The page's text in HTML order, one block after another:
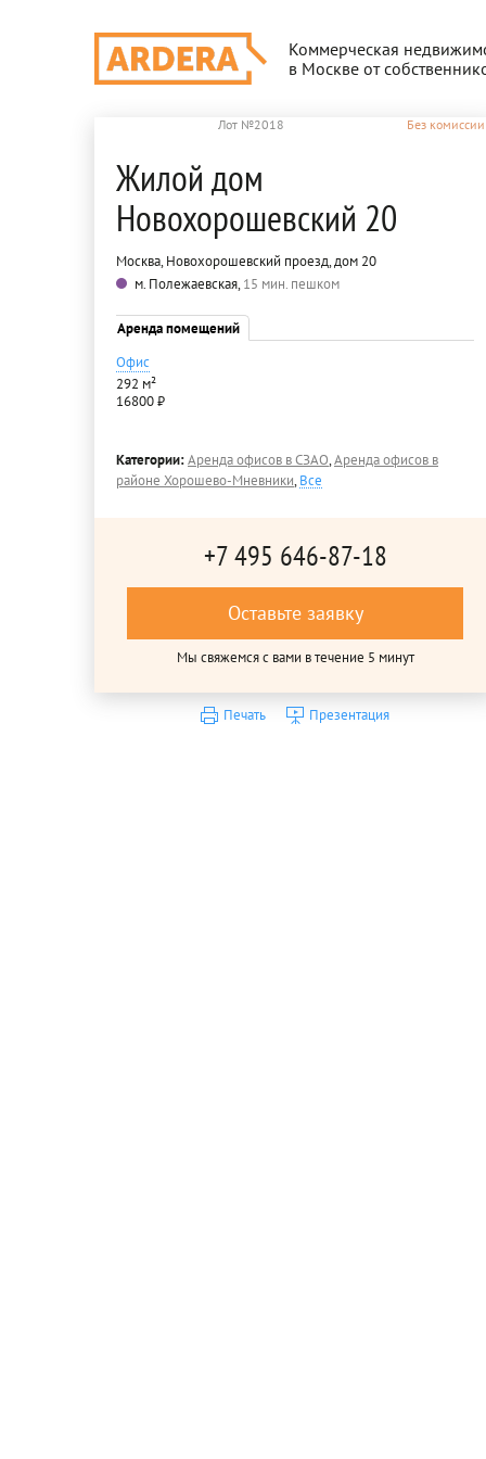
Коммерческая
в Москве от
Лот №2018 Без комиссии
Жилой дом
Новохорошевский 20
Москва, Новохорошевский проезд, дом 20
м. Полежаевская,15 мин. пешком
Аренда помещений
Офис
292 м²
16800 ₽
Категории:Аренда офисов в СЗАО,Аренда офисов в
районе Хорошево-Мневники,Все
+7 495 646-87-18
Оставьте заявку
Мы свяжемся с вами в течение 5 минут
Печать Презентация